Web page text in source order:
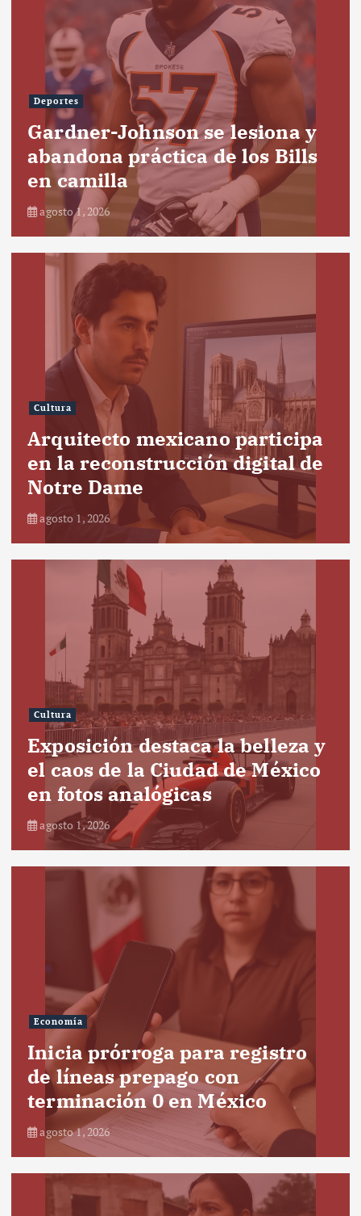
Deportes
Gardner-Johnson se lesiona y
abandona práctica de los Bills
en camilla
agosto 1, 2026
Cultura
Arquitecto mexicano participa
en la reconstrucción digital de
Notre Dame
agosto 1, 2026
Cultura
Exposición destaca la belleza y
el caos de la Ciudad de México
en fotos analógicas
agosto 1, 2026
Economía
Inicia prórroga para registro
de líneas prepago con
terminación 0 en México
agosto 1, 2026